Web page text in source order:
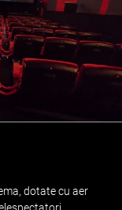
dotate cu aer